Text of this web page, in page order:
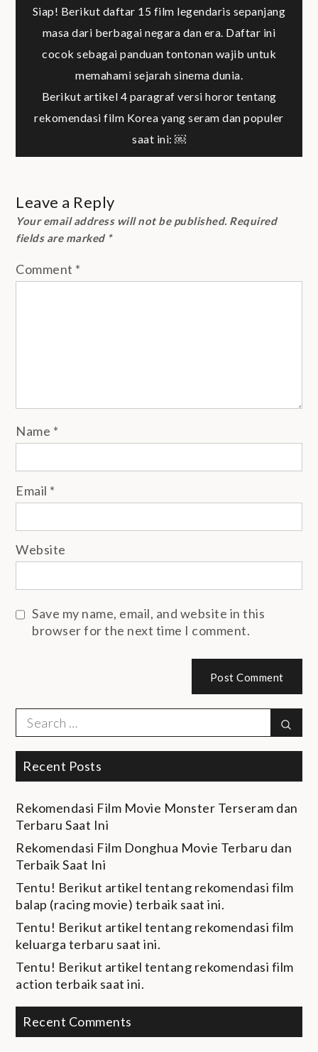
Post
navigation
Siap! Berikut daftar 15 film legendaris sepanjang
masa dari berbagai negara dan era. Daftar ini
cocok sebagai panduan tontonan wajib untuk
memahami sejarah sinema dunia.
Berikut artikel 4 paragraf versi horor tentang
rekomendasi film Korea yang seram dan populer
saat ini: ￼
Leave a Reply
Your email address will not be published. Required
fields are marked *
Comment *
Name *
Email *
Website
Save my name, email, and website in this
browser for the next time I comment.
Search
for:
Recent Posts
Rekomendasi Film Movie Monster Terseram dan
Terbaru Saat Ini
Rekomendasi Film Donghua Movie Terbaru dan
Terbaik Saat Ini
Tentu! Berikut artikel tentang rekomendasi film
balap (racing movie) terbaik saat ini.
Tentu! Berikut artikel tentang rekomendasi film
keluarga terbaru saat ini.
Tentu! Berikut artikel tentang rekomendasi film
action terbaik saat ini.
Recent Comments